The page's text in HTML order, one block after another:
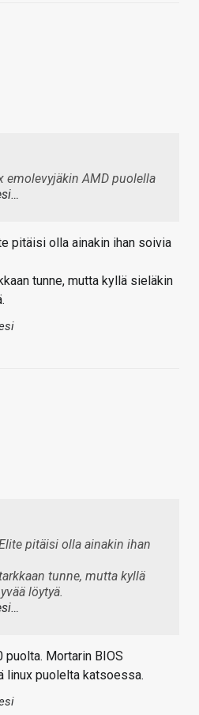
emolevyjäkin AMD puolella
pitäisi olla ainakin ihan soivia
tunne, mutta kyllä sieläkin
pitäisi olla ainakin ihan
tunne, mutta kyllä
löytyä.
puolta. Mortarin BIOS
puolelta katsoessa.